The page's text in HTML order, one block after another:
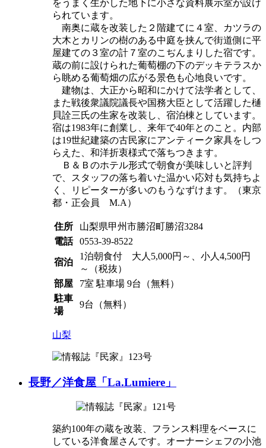
をうまく生かした地下に小さな資料展示室が設け
られています。
南奥に蔵を改装した２階建てに４室、カツラの
大木とカリンの樹のある中庭を挟んで街道側に平
屋建ての３室の計７室のこぢんまりした宿です。
蔵の前に設けられた葡萄棚の下のデッキテラスか
ら眺める葡萄畑の広がる景色も心地良いです。
建物は、大正から昭和にかけて法学者として、
また戦後衆議院議長や国務大臣として活躍した樋
貝詮三氏の生家を改装し、宿泊棟としています。
宿は1983年に創業し、来年で40年とのこと。内部
は19世紀建築の古民家にアンティーク家具をしつ
らえた、和洋折衷様式で落ちつきます。
Ｂ＆Ｂのホテル形式で朝食が美味しいと評判
で、スタッフの落ち着いた温かい応対も気持ちよ
く、リピーターが多いのもうなずけます。（東京
都・正会員 M.A）
住所
山梨県甲州市勝沼町勝沼3284
電話
0553-39-8522
宿泊
1泊朝食付 大人5,000円～、小人4,500円
～（税抜）
部屋
7室 駐車場 9台（無料）
駐車
場
9台（無料）
山梨
長野／洋食屋「La.Lumiere」
築約100年の蔵を改装、フランス料理をベースに
している洋食屋さんです。オーナーシェフの小池